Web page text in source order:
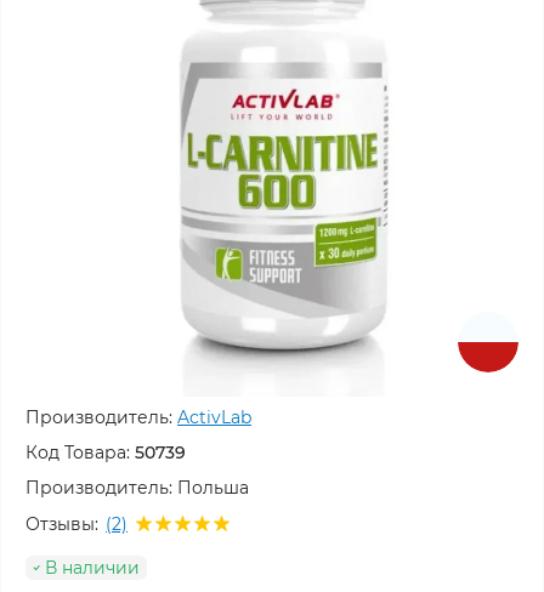
Производитель: ActivLab
Код Товара: 50739
Производитель: Польша
Отзывы: (2)
В наличии